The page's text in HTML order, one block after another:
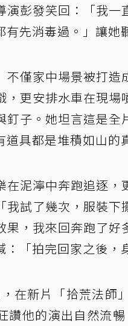
演彭發笑回：「我
有先消毒過。」讓
不僅家中場景被打
，更安排水車在現
釘子。她坦言這是
具都是堆積如山的
在泥濘中奔跑追逐
我試了幾次，服裝
果，我來回奔跑了
「拍完回家之後，
在新片「拾荒法師
讚他的演出自然流